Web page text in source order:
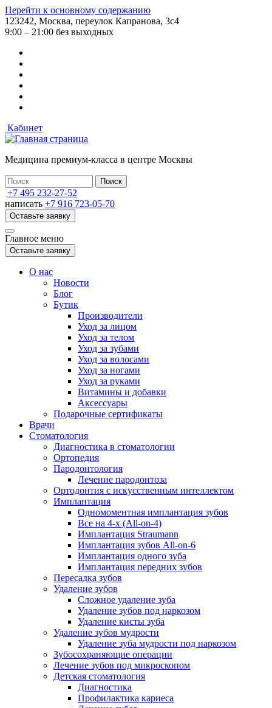
Перейти к основному содержанию
123242, Москва, переулок Капранова, 3с4
9:00 – 21:00 без выходных
Кабинет
Медицина премиум-класса в центре Москвы
+7 495 232-27-52
написать +7 916 723-05-70
Оставьте заявку
Главное меню
Оставьте заявку
О нас
Новости
Блог
Бутик
Производители
Уход за лицом
Уход за телом
Уход за зубами
Уход за волосами
Уход за ногами
Уход за руками
Витамины и добавки
Аксессуары
Подарочные сертификаты
Врачи
Стоматология
Диагностика в стоматологии
Ортопедия
Пародонтология
Лечение пародонтоза
Ортодонтия с искусственным интеллектом
Имплантация
Одномоментная имплантация зубов
Все на 4-х (All-on-4)
Имплантация Straumann
Имплантация зубов All-on-6
Имплантация одного зуба
Имплантация передних зубов
Пересадка зубов
Удаление зубов
Сложное удаление зуба
Удаление зубов под наркозом
Удаление кисты зуба
Удаление зубов мудрости
Удаление зуба мудрости под наркозом
Зубосохраняющие операции
Лечение зубов под микроскопом
Детская стоматология
Диагностика
Профилактика кариеса